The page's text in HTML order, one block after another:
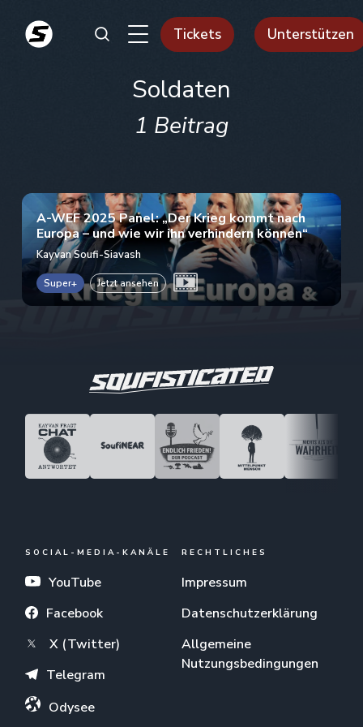
Tickets Unterstützen
Soldaten
1 Beitrag
A-WEF 2025 Panel: „Der Krieg kommt nach
Europa – und wie wir ihn verhindern können“
Kayvan Soufi-Siavash
Super+ Jetzt ansehen
SOCIAL-MEDIA-KANÄLE
YouTube
Facebook
X (Twitter)
Telegram
Odysee
RECHTLICHES
Impressum
Datenschutzerklärung
Allgemeine
Nutzungsbedingungen